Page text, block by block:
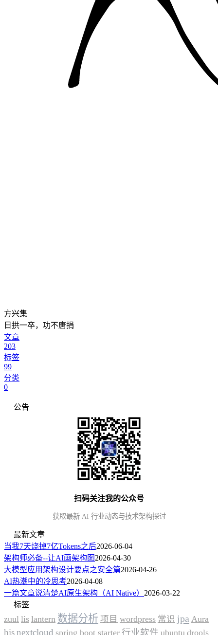
方兴集
日拱一卒，功不唐捐
文章
203
标签
99
分类
0
公告
扫码关注我的公众号
获取最新 AI 行业动态与技术架构探讨
最新文章
当我7天烧掉7亿Tokens之后2026-06-04
架构师必备--让AI画架构图 2026-04-30
大模型应用架构设计要点之安全篇2026-04-26
AI热潮中的冷思考2026-04-08
一篇文章说清楚AI原生架构（AI Native） 2026-03-22
标签
zuul lis lantern 数据分析 项目 wordpress 常识 jpa Aura
hisnextcloud spring boot starter 行业软件 ubuntu drools